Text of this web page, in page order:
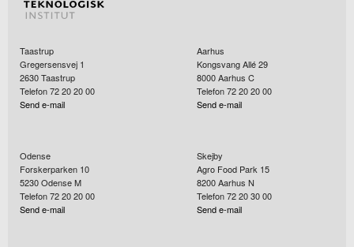
Taastrup
Gregersensvej 1
2630Taastrup
Telefon 72 20 20 00
Send e-mail
Aarhus
Kongsvang Allé 29
8000Aarhus C
Telefon 72 20 20 00
Send e-mail
Odense
Forskerparken 10
5230Odense M
Telefon 72 20 20 00
Send e-mail
Skejby
Agro Food Park 15
8200Aarhus N
Telefon 72 20 30 00
Send e-mail